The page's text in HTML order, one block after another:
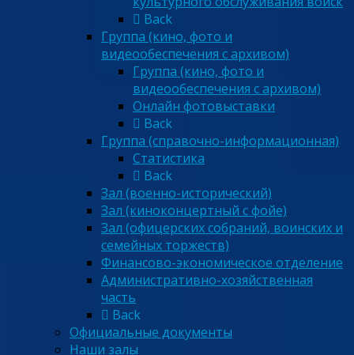
Back
Группа (кино, фото и
видеообеспечения с архивом)
Группа (кино, фото и
видеообеспечения с архивом)
Онлайн фотовыставки
Back
Группа (справочно-информационная)
Статистика
Back
Зал (военно-исторический)
Зал (киноконцертный с фойе)
Зал (офицерских собраний, воинских и
семейных торжеств)
Финансово-экономическое отделение
Административно-хозяйственная
часть
Back
Официальные документы
Наши залы